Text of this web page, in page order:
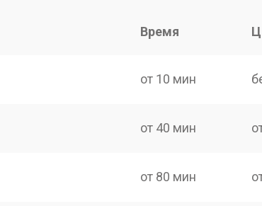
Время
от 10 мин
от 40 мин
от 80 мин